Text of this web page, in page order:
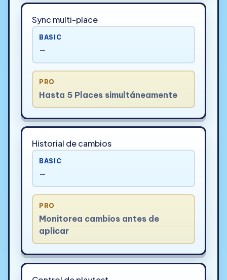
Sync multi-place
BASIC
—
PRO
Hasta 5 Places simultáneamente
Historial de cambios
BASIC
—
PRO
Monitorea cambios antes de
aplicar